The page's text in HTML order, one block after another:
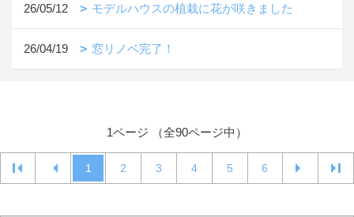
26/05/12 モデルハウスの植栽に花が咲きました
26/04/19 窓リノベ完了！
1ページ （全90ページ中）
1 2 3 4 5 6